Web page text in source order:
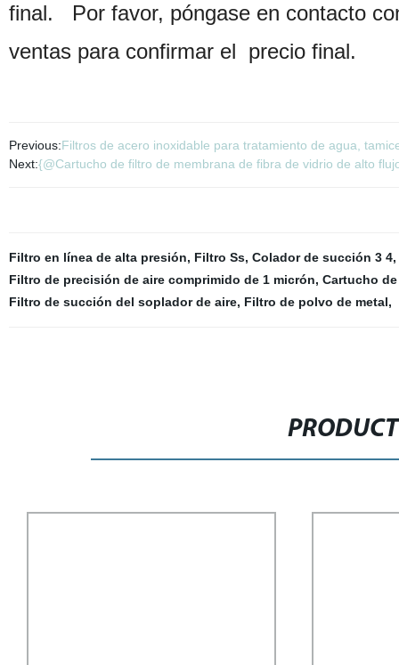
final. Por favor, póngase en contacto
ventas para confirmar el precio final.
Previous:Filtros de acero inoxidable para tratamiento de agua,
Next:{@Cartucho de filtro de membrana de fibra de vidrio de alto
Filtro en línea de alta presión, Filtro Ss, Colador de succión 3 4,
Filtro de precisión de aire comprimido de 1 micrón, Cartucho
Filtro de succión del soplador de aire, Filtro de polvo de metal,